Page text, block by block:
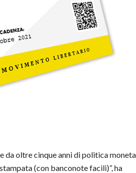
da oltre cinque anni di politica
(con banconote facili)”, ha